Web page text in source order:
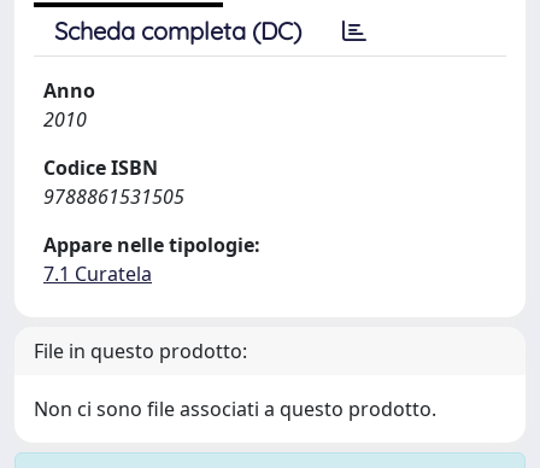
Scheda completa (DC)
Anno
2010
Codice ISBN
9788861531505
Appare nelle tipologie:
7.1 Curatela
File in questo prodotto:
Non ci sono file associati a questo prodotto.